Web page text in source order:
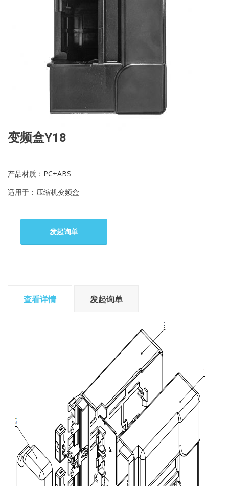
变频盒Y18
产品材质：PC+ABS
适用于：压缩机变频盒
发起询单
查看详情 发起询单